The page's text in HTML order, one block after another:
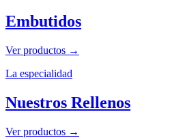
Embutidos
Ver productos →
La especialidad
Nuestros Rellenos
Ver productos →